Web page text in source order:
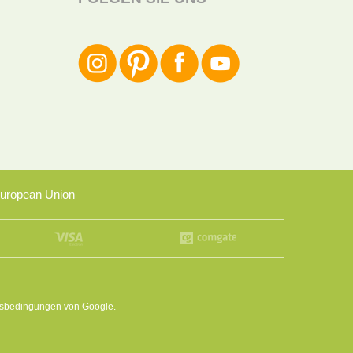
Union
von Google.